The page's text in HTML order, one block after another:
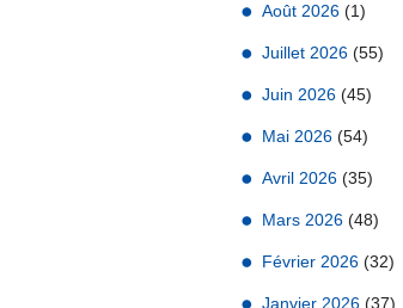
Août 2026 (1)
Juillet 2026 (55)
Juin 2026 (45)
Mai 2026 (54)
Avril 2026 (35)
Mars 2026 (48)
Février 2026 (32)
Janvier 2026 (37)